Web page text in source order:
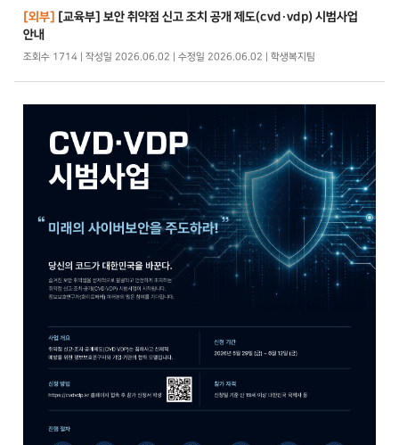
[외부] [교육부] 보안 취약점 신고 조치 공개 제도(cvd·vdp) 시범사업
안내
조회수 1714 | 작성일 2026.06.02 | 수정일 2026.06.02 | 학생복지팀